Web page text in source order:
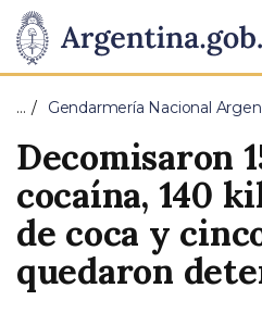
Presidencia
de
la
Nación
Pasar al contenido principal
… Gendarmería Nacional
Decomisaron
cocaína, 140
de coca y
quedaron